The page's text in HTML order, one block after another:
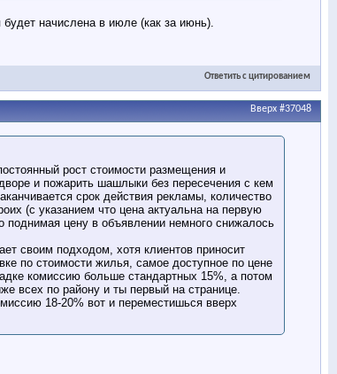
начислена в июле (как за июнь).
Ответить с цитированием
Вверх #37048
рост стоимости размещения и
и пожарить шашлыки без пересечения с кем
срок действия рекламы, количество
(с указанием что цена актуальна на первую
цену в объявлении немного снижалось
своим подходом, хотя клиентов приносит
по стоимости жилья, самое доступное по цене
комиссию больше стандартных 15%, а потом
всех по району и ты первый на странице.
18-20% вот и переместишься вверх